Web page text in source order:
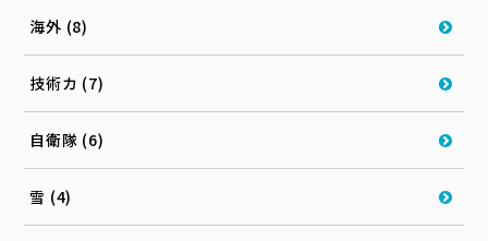
海外 (8)
技術カ (7)
自衛隊 (6)
雪 (4)